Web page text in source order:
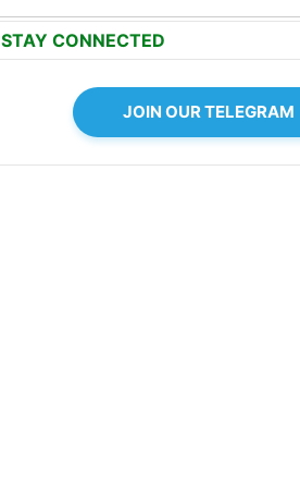
STAY CONNECTED
JOIN OUR TELEGRAM